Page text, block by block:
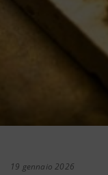
19 gennaio 2026